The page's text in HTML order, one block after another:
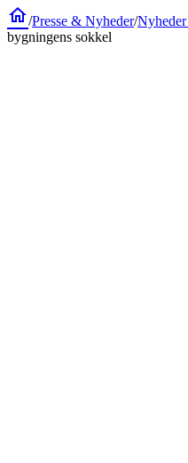
home/Presse & Nyheder/
bygningens sokkel